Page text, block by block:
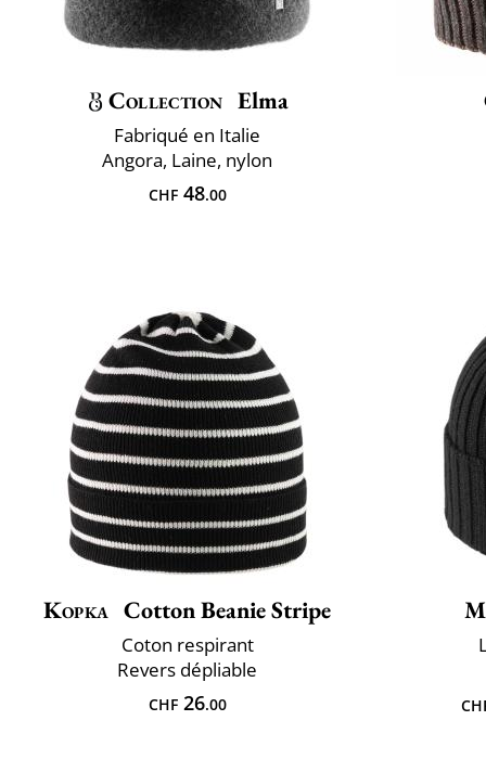
Collection Elma
Fabriqué en Italie
Angora, Laine, nylon
CHF48.00
Kopka Cotton Beanie Stripe
Coton respirant
Revers dépliable
CHF26.00